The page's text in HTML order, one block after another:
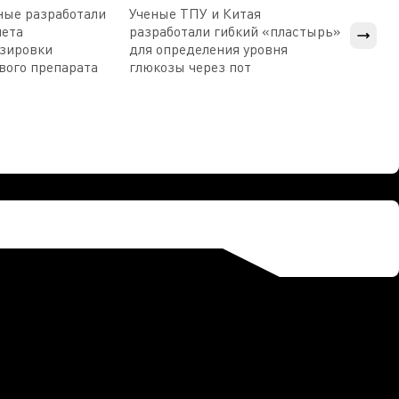
разработали
препарата
Ученые ТПУ и Китая
разработали гибкий «пластырь»
для определения уровня
глюкозы через пот